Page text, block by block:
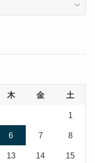
木 金 土
1
6 7 8
13 14 15